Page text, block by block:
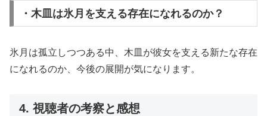
・木皿は氷月を支える存在になれるのか？
氷月は孤立しつつある中、木皿が彼女を支える新たな存在
になれるのか、今後の展開が気になります。
4. 視聴者の考察と感想